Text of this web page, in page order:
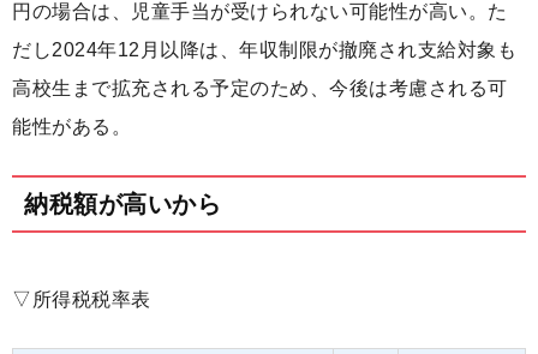
円の場合は、児童手当が受けられない可能性が高い。た
だし2024年12月以降は、年収制限が撤廃され支給対象も
高校生まで拡充される予定のため、今後は考慮される可
能性がある。
納税額が高いから
▽所得税税率表